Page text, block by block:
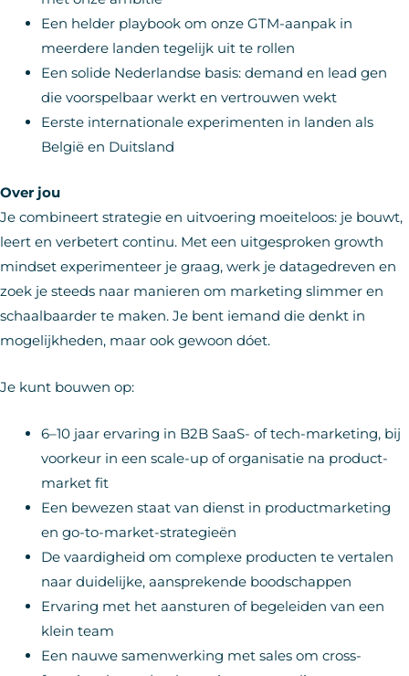
Een helder playbook om onze GTM-aanpak in
meerdere landen tegelijk uit te rollen
Een solide Nederlandse basis: demand en lead gen
die voorspelbaar werkt en vertrouwen wekt
Eerste internationale experimenten in landen als
België en Duitsland
Over jou
Je combineert strategie en uitvoering moeiteloos: je bouwt,
leert en verbetert continu. Met een uitgesproken growth
mindset experimenteer je graag, werk je datagedreven en
zoek je steeds naar manieren om marketing slimmer en
schaalbaarder te maken. Je bent iemand die denkt in
mogelijkheden, maar ook gewoon dóet.
Je kunt bouwen op:
6–10 jaar ervaring in B2B SaaS- of tech-marketing, bij
voorkeur in een scale-up of organisatie na product-
market fit
Een bewezen staat van dienst in productmarketing
en go-to-market-strategieën
De vaardigheid om complexe producten te vertalen
naar duidelijke, aansprekende boodschappen
Ervaring met het aansturen of begeleiden van een
klein team
Een nauwe samenwerking met sales om cross-